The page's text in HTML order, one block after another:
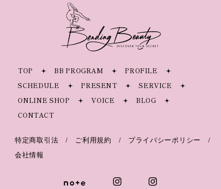
TOP BB PROGRAM
PROFILE
SCHEDULE
PRESENT
SERVICE
ONLINE SHOP
VOICE
BLOG
CONTACT
特定商取引法 / ご利用規約 / プライバシーポリシー
/
会社情報